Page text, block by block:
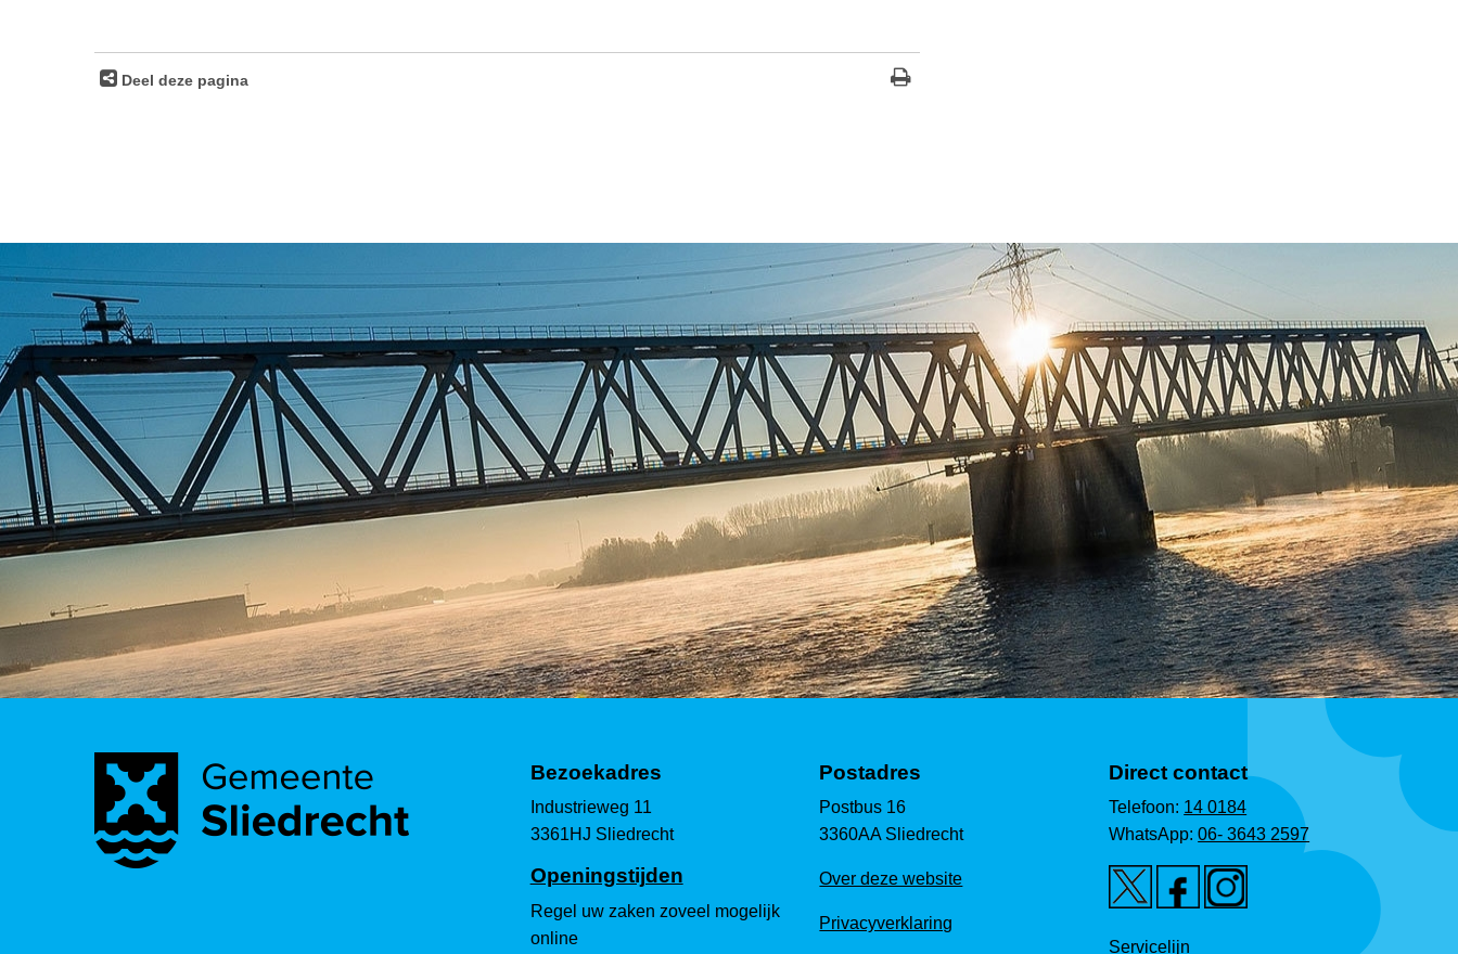
Deel deze pagina
Bezoekadres
Industrieweg 11
3361HJ Sliedrecht
Openingstijden
Regel uw zaken zoveel mogelijk
online
Postadres
Postbus 16
3360AA Sliedrecht
Over deze website
Privacyverklaring
Direct contact
Telefoon: 14 0184
WhatsApp:06- 3643 2597
Servicelijn